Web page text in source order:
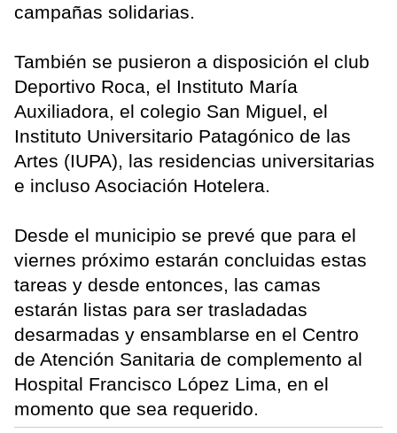
campañas solidarias.
También se pusieron a disposición el club
Deportivo Roca, el Instituto María
Auxiliadora, el colegio San Miguel, el
Instituto Universitario Patagónico de las
Artes (IUPA), las residencias universitarias
e incluso Asociación Hotelera.
Desde el municipio se prevé que para el
viernes próximo estarán concluidas estas
tareas y desde entonces, las camas
estarán listas para ser trasladadas
desarmadas y ensamblarse en el Centro
de Atención Sanitaria de complemento al
Hospital Francisco López Lima, en el
momento que sea requerido.